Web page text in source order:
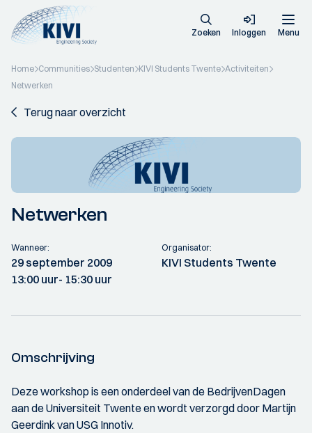
Zoeken Inloggen Menu
Home Communities Studenten KIVI Students Twente Activiteiten
Netwerken
Terug naar overzicht
Netwerken
Wanneer:
29 september 2009
13:00 uur- 15:30 uur
Organisator:
KIVI Students Twente
Omschrijving
Deze workshop is een onderdeel van de BedrijvenDagen
aan de Universiteit Twente en wordt verzorgd door Martijn
Geerdink van USG Innotiv.